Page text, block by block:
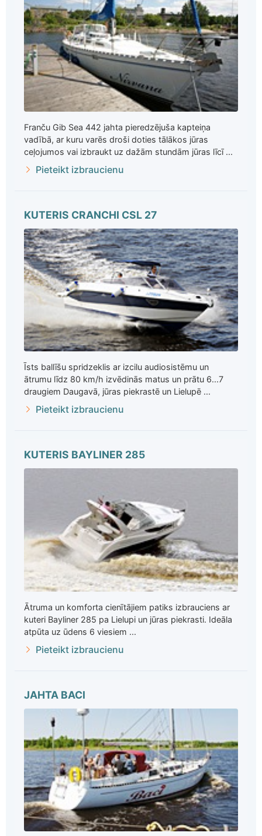
Franču Gib Sea 442 jahta pieredzējuša kapteiņa
vadībā, ar kuru varēs droši doties tālākos jūras
ceļojumos vai izbraukt uz dažām stundām jūras līcī ...
Pieteikt izbraucienu
KUTERIS CRANCHI CSL 27
Īsts ballīšu spridzeklis ar izcilu audiosistēmu un
ātrumu līdz 80 km/h izvēdinās matus un prātu 6...7
draugiem Daugavā, jūras piekrastē un Lielupē ...
Pieteikt izbraucienu
KUTERIS BAYLINER 285
Ātruma un komforta cienītājiem patiks izbrauciens ar
kuteri Bayliner 285 pa Lielupi un jūras piekrasti. Ideāla
atpūta uz ūdens 6 viesiem ...
Pieteikt izbraucienu
JAHTA BACI